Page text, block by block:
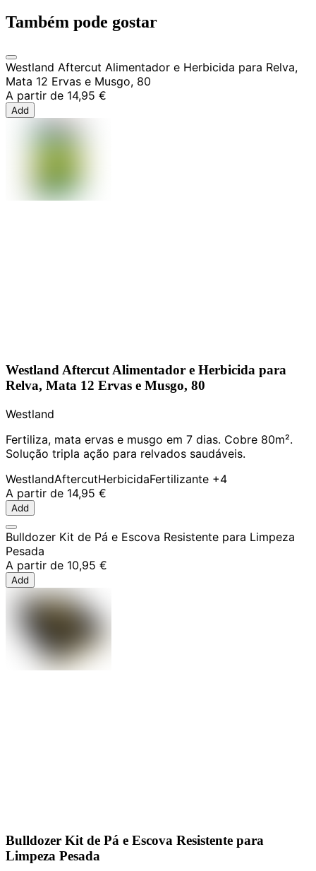
Também pode gostar
Westland Aftercut Alimentador e Herbicida para Relva,
Mata 12 Ervas e Musgo, 80
A partir de 14,95 €
Add
Westland Aftercut Alimentador e Herbicida para
Relva, Mata 12 Ervas e Musgo, 80
Westland
Fertiliza, mata ervas e musgo em 7 dias. Cobre 80m².
Solução tripla ação para relvados saudáveis.
WestlandAftercutHerbicidaFertilizante +4
A partir de 14,95 €
Add
Bulldozer Kit de Pá e Escova Resistente para Limpeza
Pesada
A partir de 10,95 €
Add
Bulldozer Kit de Pá e Escova Resistente para
Limpeza Pesada